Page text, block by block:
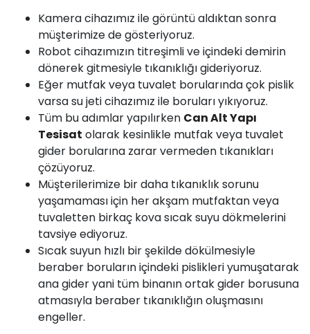
Kamera cihazımız ile görüntü aldıktan sonra
müşterimize de gösteriyoruz.
Robot cihazımızın titreşimli ve içindeki demirin
dönerek gitmesiyle tıkanıklığı gideriyoruz.
Eğer mutfak veya tuvalet borularında çok pislik
varsa su jeti cihazımız ile boruları yıkıyoruz.
Tüm bu adımlar yapılırken Can Alt Yapı
Tesisat olarak kesinlikle mutfak veya tuvalet
gider borularına zarar vermeden tıkanıkları
çözüyoruz.
Müşterilerimize bir daha tıkanıklık sorunu
yaşamaması için her akşam mutfaktan veya
tuvaletten birkaç kova sıcak suyu dökmelerini
tavsiye ediyoruz.
Sıcak suyun hızlı bir şekilde dökülmesiyle
beraber boruların içindeki pislikleri yumuşatarak
ana gider yani tüm binanın ortak gider borusuna
atmasıyla beraber tıkanıklığın oluşmasını
engeller.